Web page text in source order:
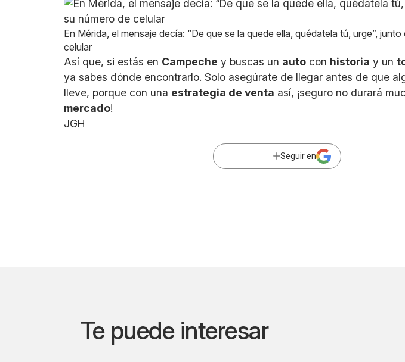
En Mérida, el mensaje decía: “De que se la quede ella, quédatela tú, urge”,
celular
Así que, si estás en Campeche y buscas un auto con historia y un
ya sabes dónde encontrarlo. Solo asegúrate de llegar antes de que
lleve, porque con una estrategia de venta así, ¡seguro no durará
mercado!
JGH
Seguir en
Te puede interesar